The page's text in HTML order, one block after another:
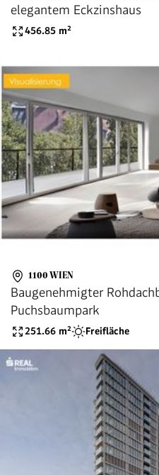
elegantem Eckzinshaus
456.85 m²
1100 WIEN
Baugenehmigter
Puchsbaumpark
251.66 m² Freifläche